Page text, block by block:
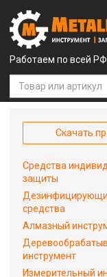
Работаем по всей
Скачать
Средства
защиты
средства
Алмазный
инструмент
Измерительный